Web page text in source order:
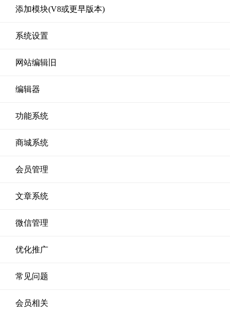
添加模块(V8或更早版本)
系统设置
网站编辑旧
编辑器
功能系统
商城系统
会员管理
文章系统
微信管理
优化推广
常见问题
会员相关